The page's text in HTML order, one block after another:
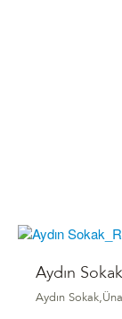
Aydın Sokak
Aydın